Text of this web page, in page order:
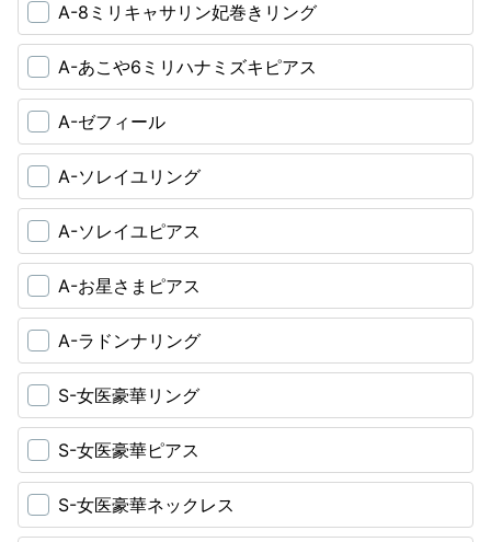
A-8ミリキャサリン妃巻きリング
A-あこや6ミリハナミズキピアス
A-ゼフィール
A-ソレイユリング
A-ソレイユピアス
A-お星さまピアス
A-ラドンナリング
S-女医豪華リング
S-女医豪華ピアス
S-女医豪華ネックレス